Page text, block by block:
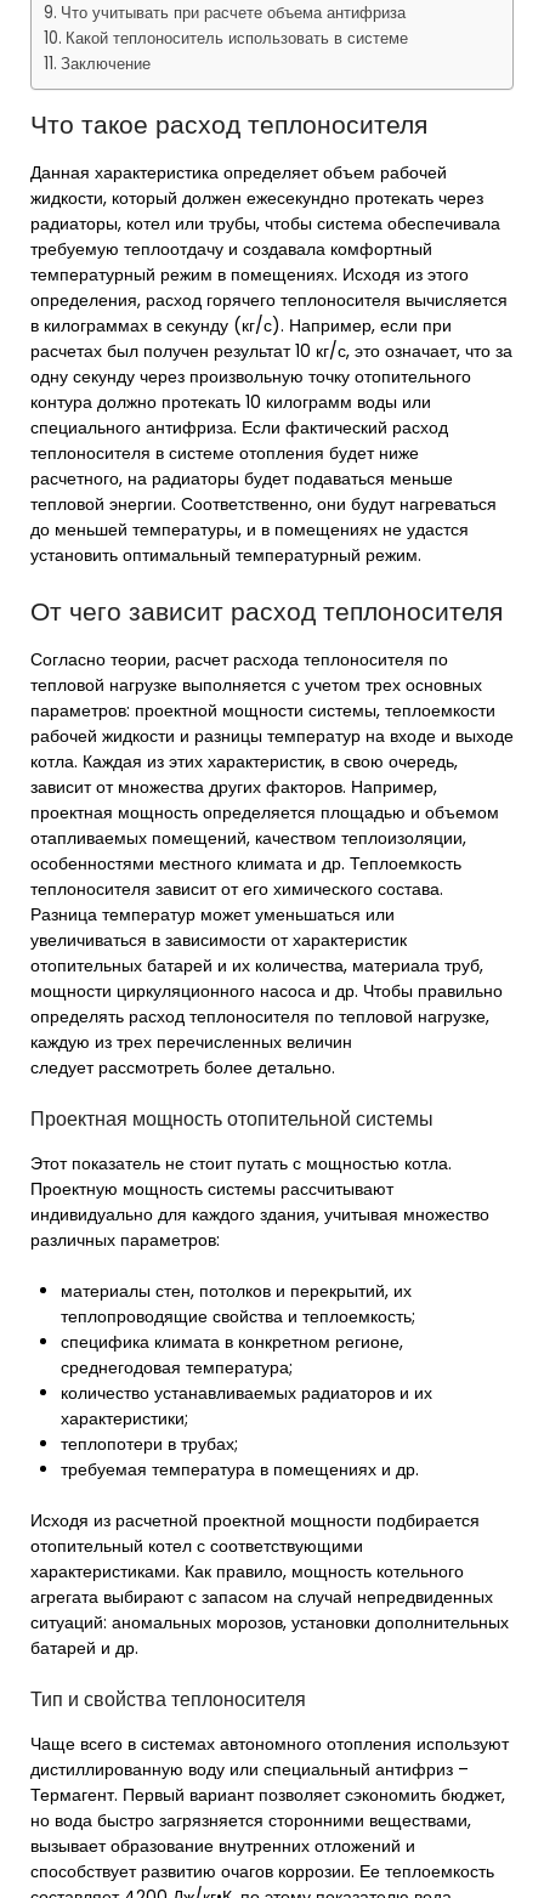
Что учитывать при расчете объема антифриза
Какой теплоноситель использовать в системе
Заключение
Что такое расход теплоносителя
Данная характеристика определяет объем рабочей
жидкости, который должен ежесекундно протекать через
радиаторы, котел или трубы, чтобы система обеспечивала
требуемую теплоотдачу и создавала комфортный
температурный режим в помещениях. Исходя из этого
определения, расход горячего теплоносителя вычисляется
в килограммах в секунду (кг/с). Например, если при
расчетах был получен результат 10 кг/с, это означает, что за
одну секунду через произвольную точку отопительного
контура должно протекать 10 килограмм воды или
специального антифриза. Если фактический расход
теплоносителя в системе отопления будет ниже
расчетного, на радиаторы будет подаваться меньше
тепловой энергии. Соответственно, они будут нагреваться
до меньшей температуры, и в помещениях не удастся
установить оптимальный температурный режим.
От чего зависит расход теплоносителя
Согласно теории, расчет расхода теплоносителя по
тепловой нагрузке выполняется с учетом трех основных
параметров: проектной мощности системы, теплоемкости
рабочей жидкости и разницы температур на входе и выходе
котла. Каждая из этих характеристик, в свою очередь,
зависит от множества других факторов. Например,
проектная мощность определяется площадью и объемом
отапливаемых помещений, качеством теплоизоляции,
особенностями местного климата и др. Теплоемкость
теплоносителя зависит от его химического состава.
Разница температур может уменьшаться или
увеличиваться в зависимости от характеристик
отопительных батарей и их количества, материала труб,
мощности циркуляционного насоса и др. Чтобы правильно
определять расход теплоносителя по тепловой нагрузке,
каждую из трех перечисленных величин
следует рассмотреть более детально.
Проектная мощность отопительной системы
Этот показатель не стоит путать с мощностью котла.
Проектную мощность системы рассчитывают
индивидуально для каждого здания, учитывая множество
различных параметров:
материалы стен, потолков и перекрытий, их
теплопроводящие свойства и теплоемкость;
специфика климата в конкретном регионе,
среднегодовая температура;
количество устанавливаемых радиаторов и их
характеристики;
теплопотери в трубах;
требуемая температура в помещениях и др.
Исходя из расчетной проектной мощности подбирается
отопительный котел с соответствующими
характеристиками. Как правило, мощность котельного
агрегата выбирают с запасом на случай непредвиденных
ситуаций: аномальных морозов, установки дополнительных
батарей и др.
Тип и свойства теплоносителя
Чаще всего в системах автономного отопления используют
дистиллированную воду или специальный антифриз –
Термагент. Первый вариант позволяет сэкономить бюджет,
но вода быстро загрязняется сторонними веществами,
вызывает образование внутренних отложений и
способствует развитию очагов коррозии. Ее теплоемкость